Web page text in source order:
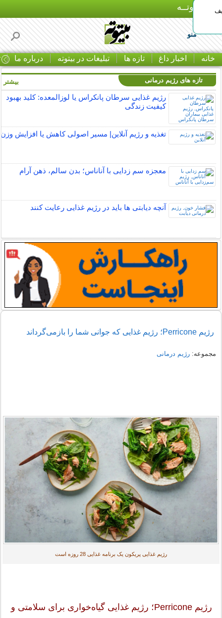
بـیتوتــه
منو
خانه اخبار داغ تازه ها تبلیغات در بیتوته درباره ما
تازه های رژیم درمانی
رژیم غذایی سرطان پانکراس یا لوزالمعده: کلید بهبود
کیفیت زندگی
تغذیه و رژیم آنلاین| مسیر اصولی کاهش یا افزایش وزن
معجزه سم زدایی با آناناس؛ بدن سالم، ذهن آرام
آنچه دیابتی ها باید در رژیم غذایی رعایت کنند
بیشتر
رژیم Perricone؛ رژیم غذایی که جوانی شما را بازمی‌گرداند
مجموعه:رژیم درمانی
رژیم غذایی پریکون یک برنامه غذایی 28 روزه است
رژیم Perricone؛ رژیم غذایی گیاه‌خواری برای سلامتی و